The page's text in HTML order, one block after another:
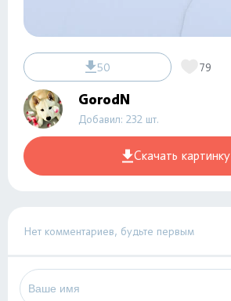
50 79
GorodN
Добавил: 232 шт.
Скачать картинку
Нет комментариев, будьте первым